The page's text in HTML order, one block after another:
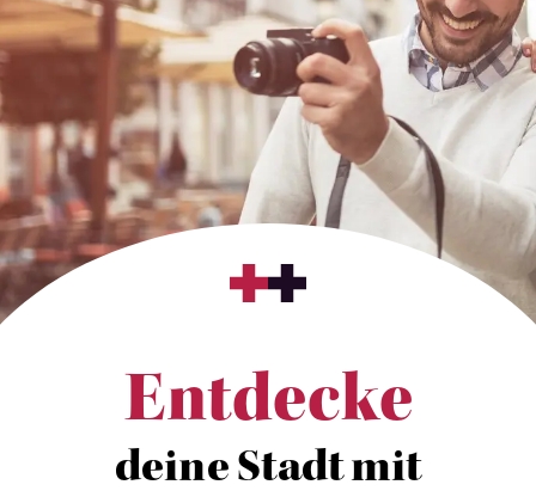
Entdecke
deine Stadt mit